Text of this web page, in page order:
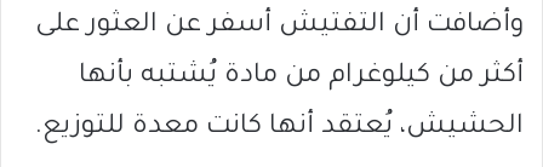
وأضافت أن التفتيش أسفر عن العثور على
أكثر من كيلوغرام من مادة يُشتبه بأنها
الحشيش، يُعتقد أنها كانت معدة للتوزيع.